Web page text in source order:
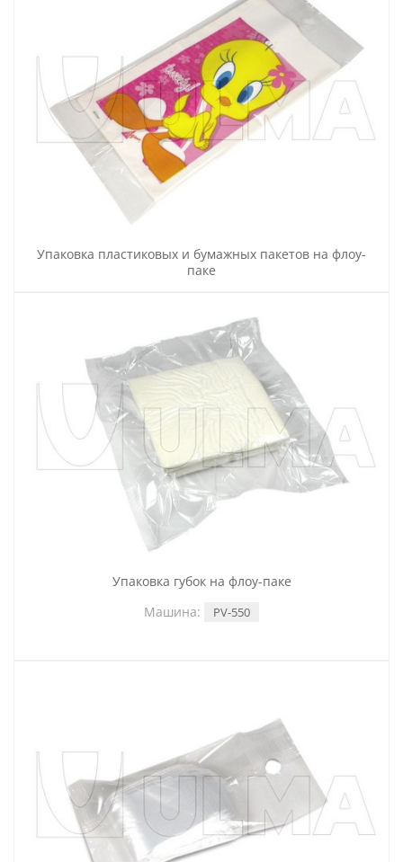
Упаковка пластиковых и бумажных пакетов на флоу-
паке
Упаковка губок на флоу-паке
Машина:
PV-550